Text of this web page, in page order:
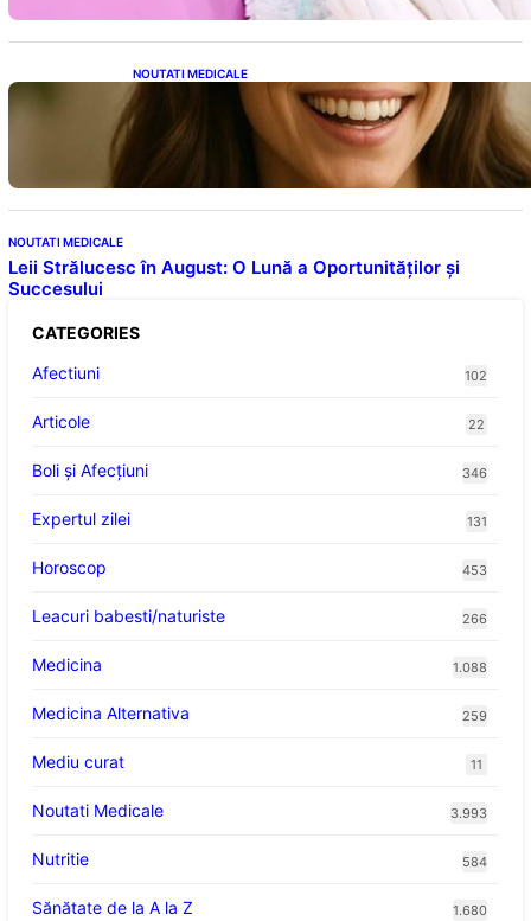
NOUTATI MEDICALE
Ceaiul – Băutura care protejează inima:
Descoperiri recente despre beneficiile
consumului zilnic
NOUTATI MEDICALE
Leii Strălucesc în August: O Lună a Oportunităților și
Succesului
CATEGORIES
Afectiuni
102
Articole 22
Boli și Afecțiuni 346
Expertul zilei 131
Horoscop 453
Leacuri babesti/naturiste 266
Medicina 1.088
Medicina Alternativa 259
Mediu curat 11
Noutati Medicale 3.993
Nutritie 584
Sănătate de la A la Z 1.680